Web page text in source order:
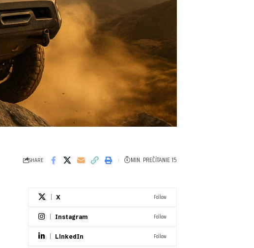
SHARE MIN. PREČÍTANIE 15
X Follow
Instagram Follow
LinkedIn Follow